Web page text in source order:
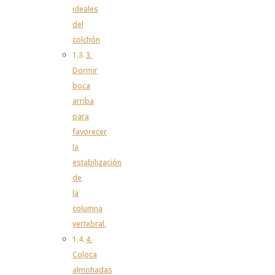
ideales
del
colchón
3.
Dormir
boca
arriba
para
favorecer
la
estabilización
de
la
columna
vertebral.
4.
Coloca
almohadas